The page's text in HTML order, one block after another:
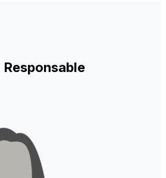
Responsable